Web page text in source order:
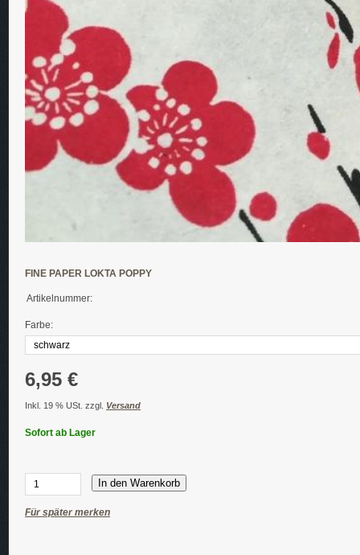
FINE PAPER LOKTA POPPY
Artikelnummer:
Farbe:
6,95 €
Inkl. 19 % USt. zzgl. Versand
Sofort ab Lager
In den Warenkorb
Für später merken